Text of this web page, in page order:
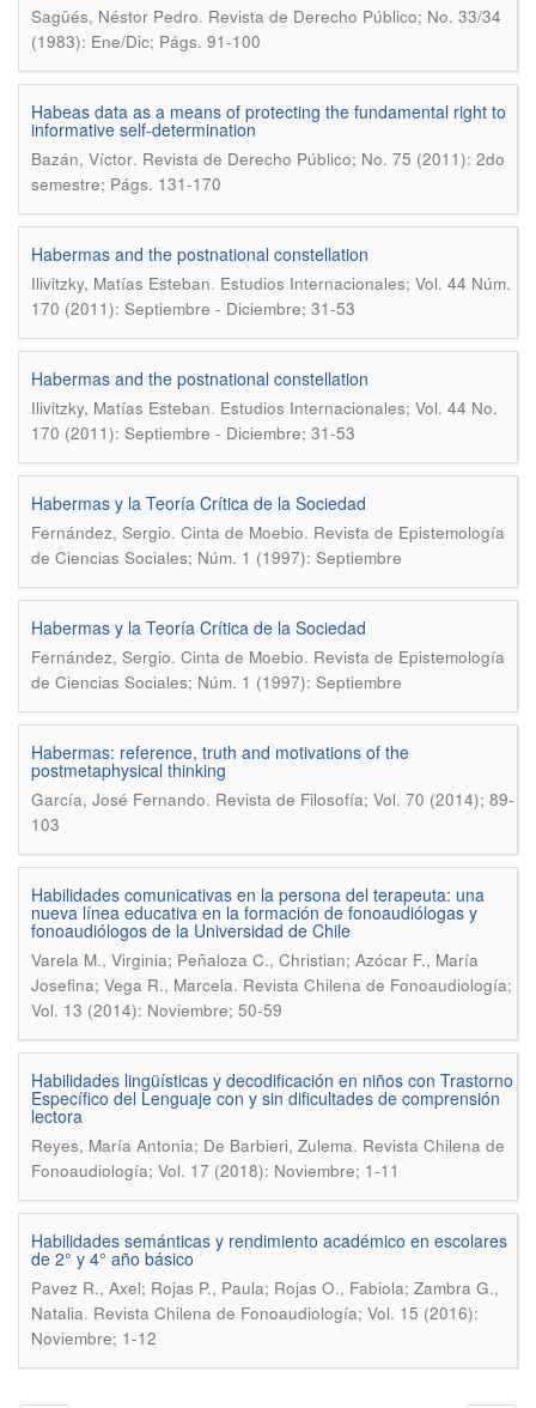
Sagüés, Néstor Pedro. Revista de Derecho Público; No. 33/34
(1983): Ene/Dic; Págs. 91-100
Habeas data as a means of protecting the fundamental right to
informative self-determination
Bazán, Víctor. Revista de Derecho Público; No. 75 (2011): 2do
semestre; Págs. 131-170
Habermas and the postnational constellation
Ilivitzky, Matías Esteban. Estudios Internacionales; Vol. 44 Núm.
170 (2011): Septiembre - Diciembre; 31-53
Habermas and the postnational constellation
Ilivitzky, Matías Esteban. Estudios Internacionales; Vol. 44 No.
170 (2011): Septiembre - Diciembre; 31-53
Habermas y la Teoría Crítica de la Sociedad
Fernández, Sergio. Cinta de Moebio. Revista de Epistemología
de Ciencias Sociales; Núm. 1 (1997): Septiembre
Habermas y la Teoría Crítica de la Sociedad
Fernández, Sergio. Cinta de Moebio. Revista de Epistemología
de Ciencias Sociales; Núm. 1 (1997): Septiembre
Habermas: reference, truth and motivations of the
postmetaphysical thinking
García, José Fernando. Revista de Filosofía; Vol. 70 (2014); 89-
103
Habilidades comunicativas en la persona del terapeuta: una
nueva línea educativa en la formación de fonoaudiólogas y
fonoaudiólogos de la Universidad de Chile
Varela M., Virginia; Peñaloza C., Christian; Azócar F., María
Josefina; Vega R., Marcela. Revista Chilena de Fonoaudiología;
Vol. 13 (2014): Noviembre; 50-59
Habilidades lingüísticas y decodificación en niños con Trastorno
Específico del Lenguaje con y sin dificultades de comprensión
lectora
Reyes, María Antonia; De Barbieri, Zulema. Revista Chilena de
Fonoaudiología; Vol. 17 (2018): Noviembre; 1-11
Habilidades semánticas y rendimiento académico en escolares
de 2° y 4° año básico
Pavez R., Axel; Rojas P., Paula; Rojas O., Fabiola; Zambra G.,
Natalia. Revista Chilena de Fonoaudiología; Vol. 15 (2016):
Noviembre; 1-12